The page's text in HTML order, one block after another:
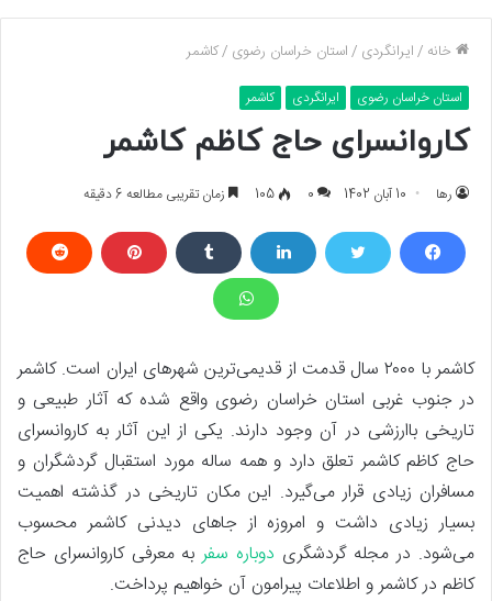
خانه /ایرانگردی /استان خراسان رضوی /کاشمر
استان خراسان رضوی ایرانگردی کاشمر
کاروانسرای حاج کاظم کاشمر
رها 10 آبان 1402 0
105 زمان تقریبی مطالعه 6 دقیقه
کاشمر با ۲۰۰۰ سال قدمت از قدیمی‌ترین شهرهای ایران است. کاشمر
در جنوب غربی استان خراسان رضوی واقع شده که آثار طبیعی و
تاریخی باارزشی در آن وجود دارند. یکی از این آثار به کاروانسرای
حاج کاظم کاشمر تعلق دارد و همه ساله مورد استقبال گردشگران و
مسافران زیادی قرار می‌گیرد. این مکان تاریخی در گذشته اهمیت
بسیار زیادی داشت و امروزه از جاهای دیدنی کاشمر محسوب
می‌شود. در مجله گردشگری دوباره سفربه معرفی کاروانسرای حاج
کاظم در کاشمر و اطلاعات پیرامون آن خواهیم پرداخت.